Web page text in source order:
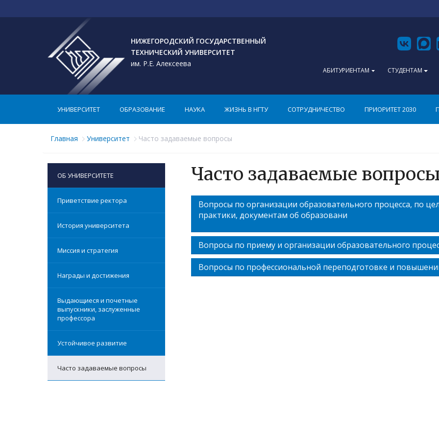
НИЖЕГОРОДСКИЙ ГОСУДАРСТВЕННЫЙ
ТЕХНИЧЕСКИЙ УНИВЕРСИТЕТ
им. Р.Е. Алексеева
АБИТУРИЕНТАМ СТУДЕНТАМ
УНИВЕРСИТЕТ ОБРАЗОВАНИЕ НАУКА ЖИЗНЬ В НГТУ СОТРУДНИЧЕСТВО ПРИОРИТЕТ 2030
Главная Университет Часто задаваемые вопросы
ОБ УНИВЕРСИТЕТЕ
Приветствие ректора
История университета
Миссия и стратегия
Награды и достижения
Выдающиеся и почетные
выпускники, заслуженные
профессора
Устойчивое развитие
Часто задаваемые вопросы
Часто задаваемые
Вопросы по организации образовательного процесса, по
практики, документам об образовани
Вопросы по приему и организации образовательного
Вопросы по профессиональной переподготовке и